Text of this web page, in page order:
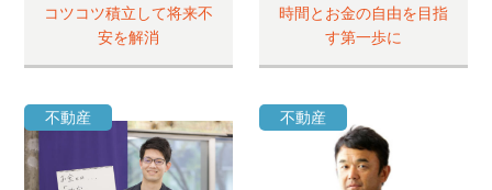
コツコツ積立して将来不
安を解消
時間とお金の自由を目指
す第一歩に
不動産 不動産